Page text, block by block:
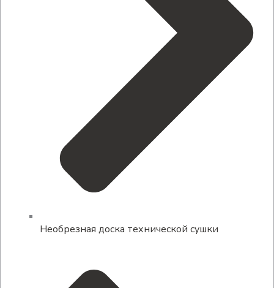
Необрезная доска технической сушки